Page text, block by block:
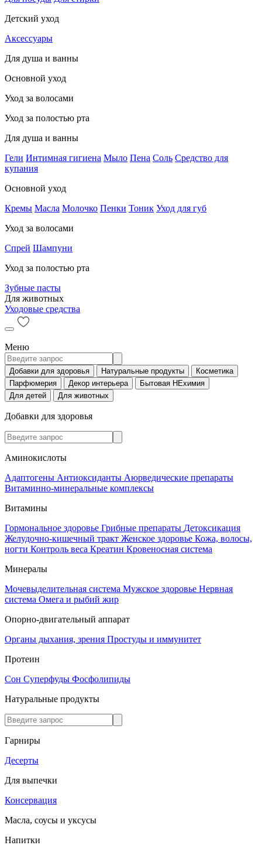
Детский уход
Аксессуары
Для душа и ванны
Основной уход
Уход за волосами
Уход за полостью рта
Для душа и ванны
Гели Интимная гигиена Мыло Пена Соль Средство для
купания
Основной уход
Кремы Масла Молочко Пенки Тоник Уход для губ
Уход за волосами
Спрей Шампуни
Уход за полостью рта
Зубные пасты
Для животных
Уходовые средства
Меню
Добавки для здоровья Натуральные продукты
Косметика
Парфюмерия
Декор интерьера
Бытовая НЕхимия
Для детей
Для животных
Добавки для здоровья
Аминокислоты
Адаптогены Антиоксиданты Аюрведические препараты
Витаминно-минеральные комплексы
Витамины
Гормональное здоровье Грибные препараты Детоксикация
Желудочно-кишечный тракт Женское здоровье Кожа, волосы,
ногти Контроль веса Креатин Кровеносная система
Минералы
Мочевыделительная система Мужское здоровье Нервная
система Омега и рыбий жир
Опорно-двигательный аппарат
Органы дыхания, зрения Простуды и иммунитет
Протеин
Сон Суперфуды Фосфолипиды
Натуральные продукты
Гарниры
Десерты
Для выпечки
Консервация
Масла, соусы и уксусы
Напитки